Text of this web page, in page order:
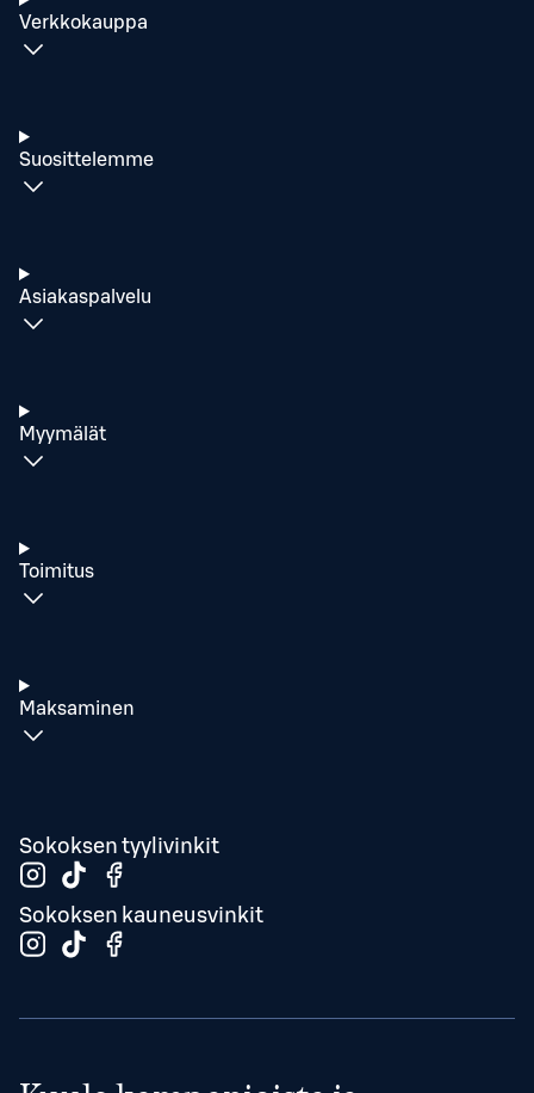
Verkkokauppa
Suosittelemme
Asiakaspalvelu
Myymälät
Toimitus
Maksaminen
Sokoksen tyylivinkit
Sokoksen kauneusvinkit